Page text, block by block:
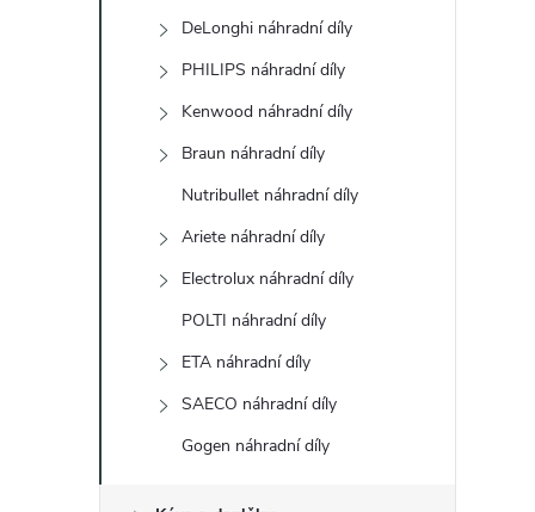
n
DeLonghi náhradní díly
PHILIPS náhradní díly
Kenwood náhradní díly
Braun náhradní díly
Nutribullet náhradní díly
Ariete náhradní díly
Electrolux náhradní díly
POLTI náhradní díly
ETA náhradní díly
SAECO náhradní díly
Gogen náhradní díly